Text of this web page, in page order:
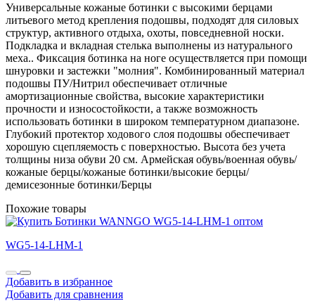
Универсальные кожаные ботинки с высокими берцами
литьевого метод крепления подошвы, подходят для силовых
структур, активного отдыха, охоты, повседневной носки.
Подкладка и вкладная стелька выполнены из натурального
меха.. Фиксация ботинка на ноге осуществляется при помощи
шнуровки и застежки "молния". Комбинированный материал
подошвы ПУ/Нитрил обеспечивает отличные
амортизационные свойства, высокие характеристики
прочности и износостойкости, а также возможность
использовать ботинки в широком температурном диапазоне.
Глубокий протектор ходового слоя подошвы обеспечивает
хорошую сцепляемость с поверхностью. Высота без учета
толщины низа обуви 20 см. Армейская обувь/военная обувь/
кожаные берцы/кожаные ботинки/высокие берцы/
демисезонные ботинки/Берцы
Похожие товары
WG5-14-LHM-1
Добавить в избранное
Добавить для сравнения